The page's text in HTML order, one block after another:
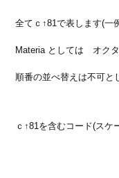
全てｃ↑81で表します(一
Materia としては オク
順番の並べ替えは不可と
ｃ↑81を含むコード(スケ